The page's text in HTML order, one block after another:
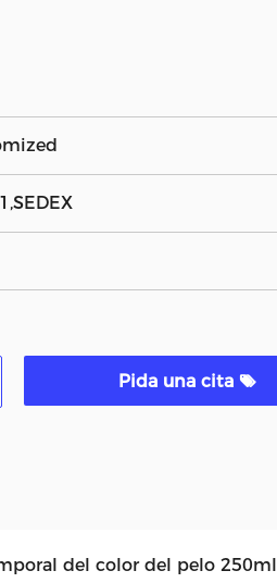
Pida una cita
del color del pelo 250ml